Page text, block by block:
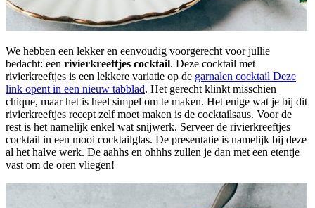
We hebben een lekker en eenvoudig voorgerecht voor jullie
bedacht: een rivierkreeftjes cocktail. Deze cocktail met
rivierkreeftjes is een lekkere variatie op de garnalen cocktail Deze
link opent in een nieuw tabblad. Het gerecht klinkt misschien
chique, maar het is heel simpel om te maken. Het enige wat je bij dit
rivierkreeftjes recept zelf moet maken is de cocktailsaus. Voor de
rest is het namelijk enkel wat snijwerk. Serveer de rivierkreeftjes
cocktail in een mooi cocktailglas. De presentatie is namelijk bij deze
al het halve werk. De aahhs en ohhhs zullen je dan met een etentje
vast om de oren vliegen!